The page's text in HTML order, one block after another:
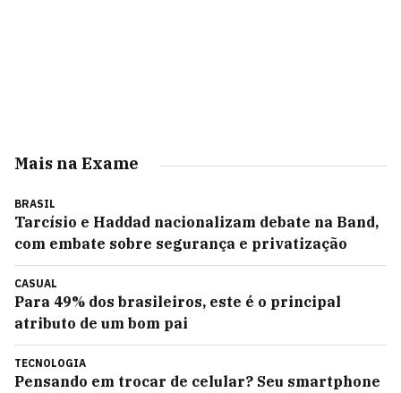
Mais na Exame
BRASIL
Tarcísio e Haddad nacionalizam debate na Band,
com embate sobre segurança e privatização
CASUAL
Para 49% dos brasileiros, este é o principal
atributo de um bom pai
TECNOLOGIA
Pensando em trocar de celular? Seu smartphone